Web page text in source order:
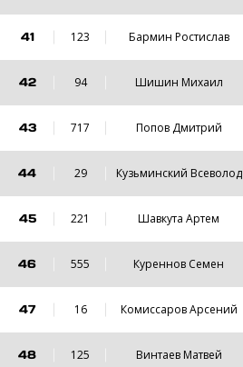
41 123 Бармин Ростислав
42 94 Шишин Михаил
43 717 Попов Дмитрий
44 29 Кузьминский Всеволод
45 221 Шавкута Артем
46 555 Куреннов Семен
47 16 Комиссаров Арсений
48 125 Винтаев Матвей